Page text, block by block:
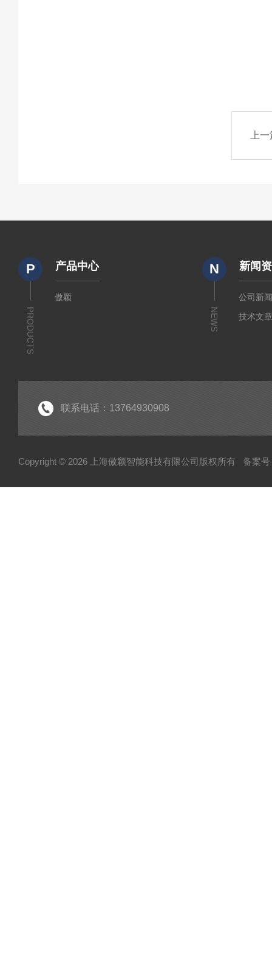
上
P
PRODUCTS
产品中心
傲颖
N
NEWS
新闻
公司新
技术文
联系电话：13764930908
Copyright © 2026 上海傲颖智能科技有限公司版权所有 备案号